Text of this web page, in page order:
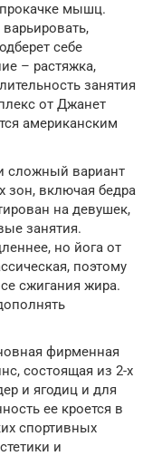
мышц.
себе
– растяжка,
занятия
от Джанет
американским
сложный вариант
зон, включая бедра
на девушек,
занятия.
но йога от
поэтому
сжигания жира.
фирменная
состоящая из 2-х
и ягодиц и для
ее кроется в
спортивных
и